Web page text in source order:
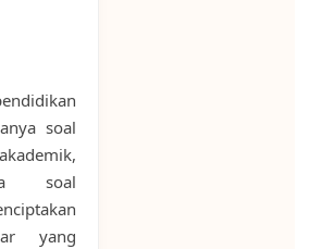
soal
soal
yang